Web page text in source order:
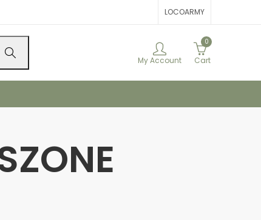
LOCOARMY
My Account
0
Cart